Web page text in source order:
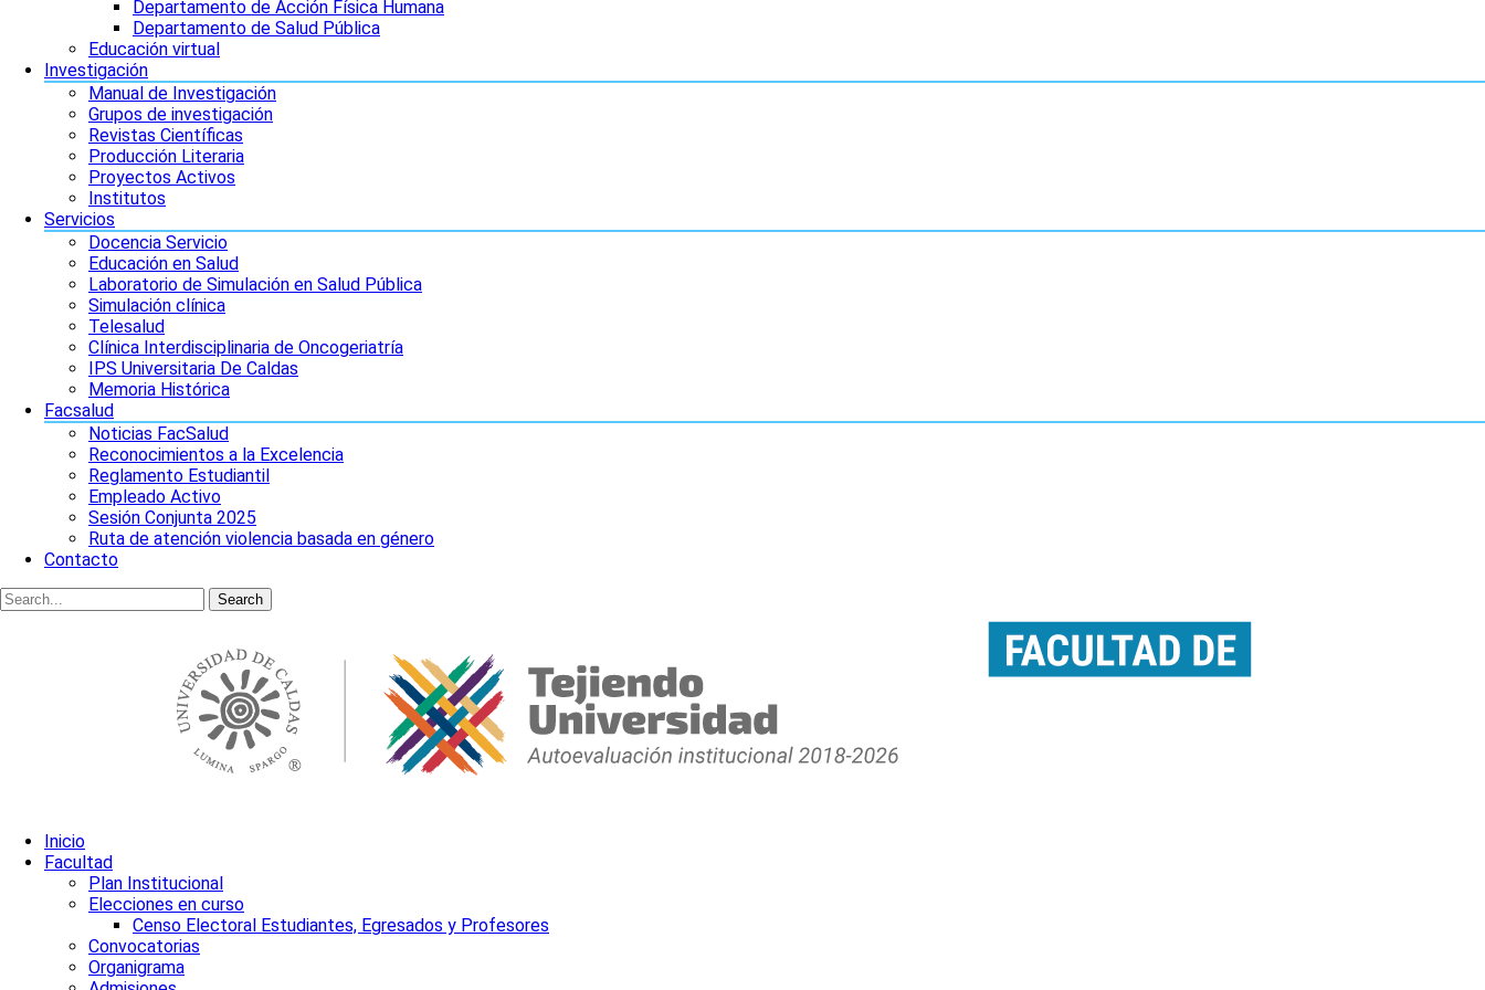
Departamento de Acción Física Humana
Departamento de Salud Pública
Educación virtual
Investigación
Manual de Investigación
Grupos de investigación
Revistas Científicas
Producción Literaria
Proyectos Activos
Institutos
Servicios
Docencia Servicio
Educación en Salud
Laboratorio de Simulación en Salud Pública
Simulación clínica
Telesalud
Clínica Interdisciplinaria de Oncogeriatría
IPS Universitaria De Caldas
Memoria Histórica
Facsalud
Noticias FacSalud
Reconocimientos a la Excelencia
Reglamento Estudiantil
Empleado Activo
Sesión Conjunta 2025
Ruta de atención violencia basada en género
Contacto
Search
Inicio
Facultad
Plan Institucional
Elecciones en curso
Censo Electoral Estudiantes, Egresados y Profesores
Convocatorias
Organigrama